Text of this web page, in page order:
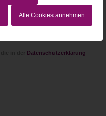
Alle Cookies annehmen
Datenschutzerklärung